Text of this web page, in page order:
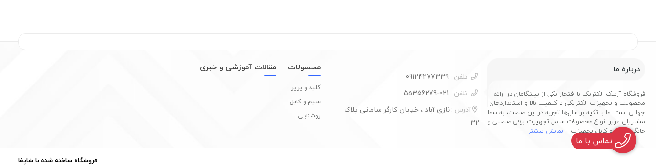
درباره ما
فروشگاه آرنیک الکتریک با افتخار یکی از پیشگامان در ارائه
محصولات و تجهیزات الکتریکی با کیفیت بالا و استانداردهای
جهانی است. ما با تکیه بر سال‌ها تجربه در این صنعت، به شما
مشتریان عزیز انواع محصولات شامل تجهیزات برقی صنعتی و
خانگی، سیم و کابل، تجهیزات
نمایش بیشتر
تلفن :
تلفن :
آدرس : نازی آباد ، خیابان کارگر سامانی پلاک
32
محصولات
کلید و پریز
سیم و کابل
روشنایی
مقالات آموزشی و خبری
فروشگاه ساخته شده با شاپفا
تماس با ما